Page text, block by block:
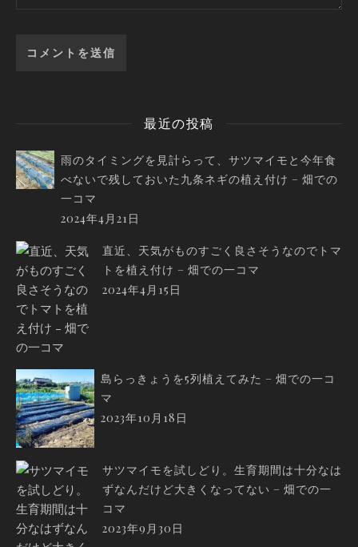
最近の投稿
雨のタイミングを見計らって、サツマイモと今年食
べないで残しておいた九条ネギの植え付け – 畑での
一コマ
2024年4月21日
直近、天気がものすごく良さそうなのでトマ
トを植え付け – 畑での一コマ
2024年4月15日
島らっきょうを5列植えてみた – 畑での一コ
マ
2023年10月18日
サツマイモを試しどり。生育期間は十分なは
ずなんだけど大きくなってない – 畑での一
コマ
2023年9月30日